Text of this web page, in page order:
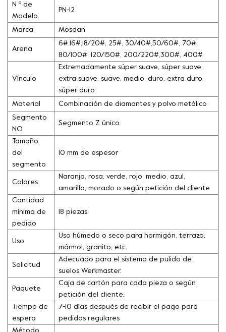
N º de
Modelo.
PN-12
Marca Mosdan
Arena
6#,16#,18/20#, 25#, 30/40#,50/60#, 70#,
80/100#, 120/150#, 200/220#,300#, 400#
Vínculo
Extremadamente súper suave, súper suave,
extra suave, suave, medio, duro, extra duro,
súper duro
Material Combinación de diamantes y polvo metálico
Segmento
NO.
Segmento Z único
Tamaño
del
segmento
10 mm de espesor
Colores
Naranja, rosa, verde, rojo, medio, azul,
amarillo, morado o según petición del cliente
Cantidad
mínima de
pedido
18 piezas
Uso
Uso húmedo o seco para hormigón, terrazo,
mármol, granito, etc.
Solicitud
Adecuado para el sistema de pulido de
suelos Werkmaster.
Paquete
Caja de cartón para cada pieza o según
petición del cliente.
Tiempo de
espera
7-10 días después de recibir el pago para
pedidos regulares
Método